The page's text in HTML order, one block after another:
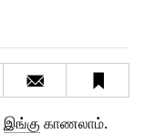
இங்குகாணலாம்.